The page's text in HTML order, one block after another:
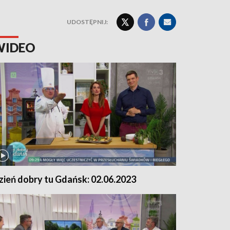
UDOSTĘPNIJ:
dobry tu Gdańsk: 02.06.2023